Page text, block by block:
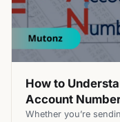
How to
Account
Whether you’re